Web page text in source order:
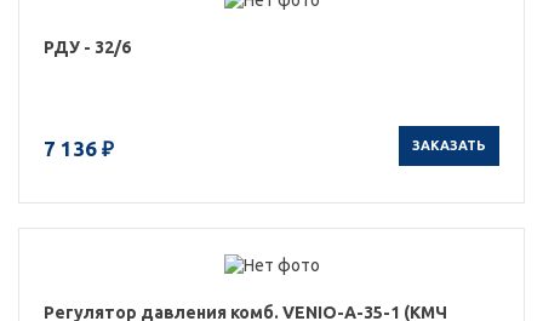
РДУ - 32/6
7 136 ₽ ЗАКАЗАТЬ
Регулятор давления комб. VENIO-A-35-1 (КМЧ